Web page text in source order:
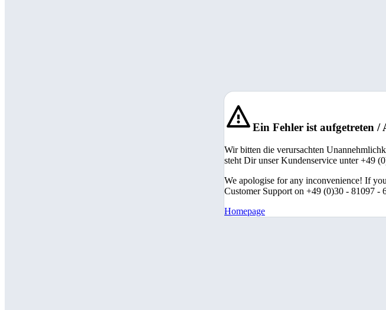
Ein Fehler ist aufgetreten /
Wir bitten die verursachten
steht Dir unser Kundenservice unter +49
We apologise for any inconvenience! If
Customer Support on +49 (0)30 - 81097 -
Homepage